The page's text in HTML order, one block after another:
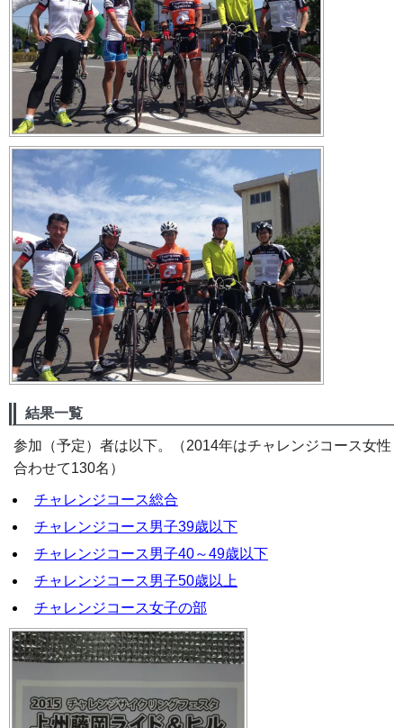
結果一覧
参加（予定）者は以下。（2014年はチャレンジコース女性
合わせて130名）
チャレンジコース総合
チャレンジコース男子39歳以下
チャレンジコース男子40～49歳以下
チャレンジコース男子50歳以上
チャレンジコース女子の部